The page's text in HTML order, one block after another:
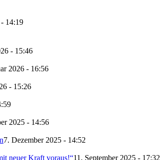
14:19
- 15:46
2026 - 16:56
- 15:26
2025 - 14:56
7. Dezember 2025 - 14:52
neuer Kraft voraus!“11. September 2025 - 17:32